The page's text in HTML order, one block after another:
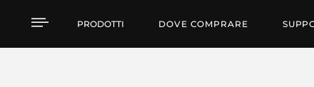
Esempi di
PRODOTTI DOVE COMPRARE